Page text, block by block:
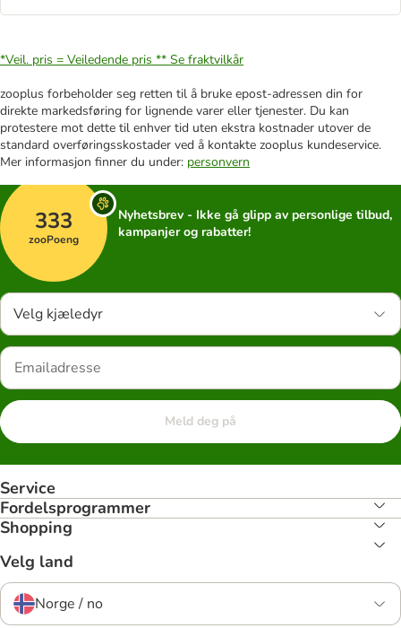
*Veil. pris = Veiledende pris ** Se fraktvilkår
zooplus forbeholder seg retten til å bruke epost-adressen din for
direkte markedsføring for lignende varer eller tjenester. Du kan
protestere mot dette til enhver tid uten ekstra kostnader utover de
standard overføringsskostader ved å kontakte zooplus kundeservice.
Mer informasjon finner du under: personvern
333
zooPoeng
Nyhetsbrev - Ikke gå glipp av personlige tilbud,
kampanjer og rabatter!
Velg kjæledyr
Meld deg på
Service
Fordelsprogrammer
Shopping
Velg land
Norge / no